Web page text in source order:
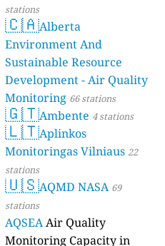
stations
🇨🇦Alberta
Environment And
Sustainable Resource
Development - Air Quality
Monitoring 66 stations
🇬🇹Ambente 4 stations
🇱🇹Aplinkos
Monitoringas Vilniaus 22
stations
🇺🇸AQMD NASA 69
stations
AQSEAAir Quality
Monitoring Capacity in